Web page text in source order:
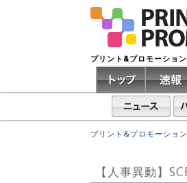
プリント&プロモーショ
プリント&プロモーション
【人事異動】